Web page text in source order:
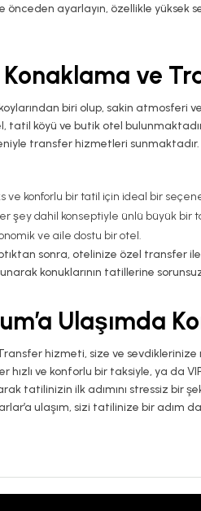
önceden ayarlayın, özellikle yüksek
ve
biri olup, sakin atmosferi
tatil köyü ve butik otel
transfer hizmetleri
ve konforlu bir tatil için ideal bir
şey dahil konseptiyle ünlü büyük bir
ve aile dostu bir otel.
sonra, otelinize özel transfer
konuklarının tatillerine
Ulaşımda
hizmeti, size ve
hızlı ve konforlu bir taksiyle, ya da
tatilinizin ilk adımını stressiz bir
ulaşım, sizi tatilinize bir adım